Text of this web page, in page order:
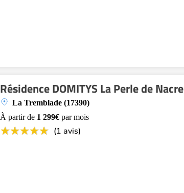
Résidence DOMITYS La Perle de Nacre
La Tremblade (17390)
À partir de 1 299€ par mois
(1 avis)